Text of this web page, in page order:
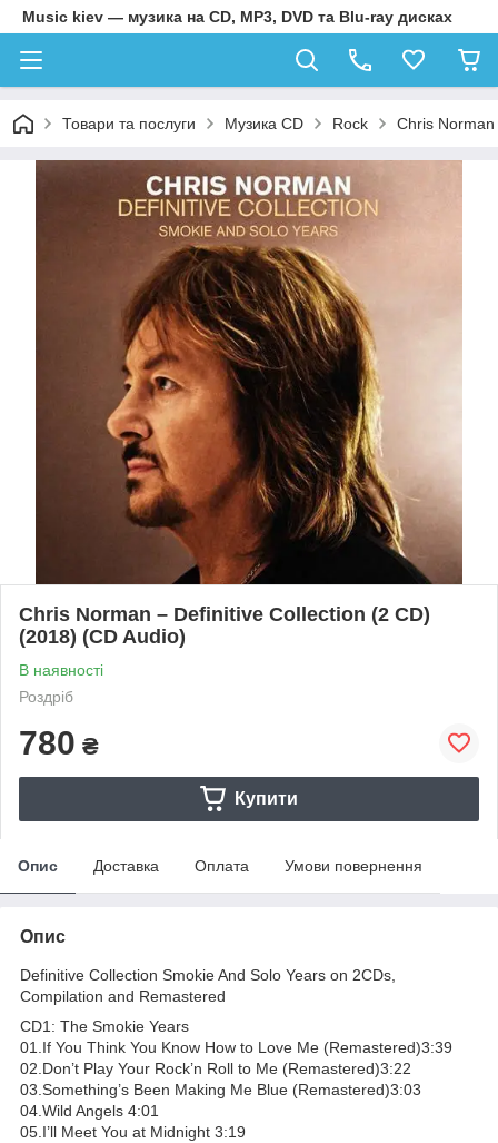
Music kiev — музика на CD, MP3, DVD та Blu-ray дисках
Товари та послуги Музика CD Rock Chris
Chris Norman – Definitive Collection (2 CD)
(2018) (CD Audio)
В наявності
Роздріб
780 ₴
Купити
Опис Доставка Оплата Умови повернення
Опис
Definitive Collection Smokie And Solo Years on 2CDs,
Compilation and Remastered
CD1: The Smokie Years
01.If You Think You Know How to Love Me (Remastered)3:39
02.Don’t Play Your Rock’n Roll to Me (Remastered)3:22
03.Something’s Been Making Me Blue (Remastered)3:03
04.Wild Angels 4:01
05.I’ll Meet You at Midnight 3:19